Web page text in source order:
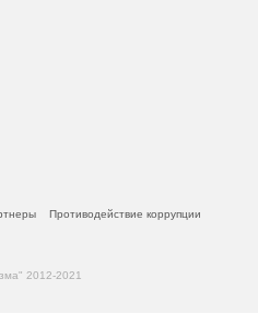
Противодействие коррупции
2012-2021